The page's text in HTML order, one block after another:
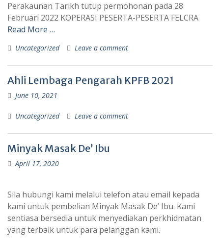
Perakaunan Tarikh tutup permohonan pada 28
Februari 2022 KOPERASI PESERTA-PESERTA FELCRA
Read More …
Uncategorized Leave a comment
Ahli Lembaga Pengarah KPFB 2021
June 10, 2021
Uncategorized Leave a comment
Minyak Masak De’ Ibu
April 17, 2020
Sila hubungi kami melalui telefon atau email kepada
kami untuk pembelian Minyak Masak De’ Ibu. Kami
sentiasa bersedia untuk menyediakan perkhidmatan
yang terbaik untuk para pelanggan kami.